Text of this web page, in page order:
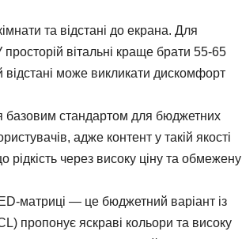
та відстані до екрана. Для
вітальні краще брати 55-65
відстані може викликати дискомфорт
базовим стандартом для бюджетних
адже контент у такій якості
через високу ціну та обмежену
матриці — це бюджетний варіант із
пропонує яскраві кольори та високу